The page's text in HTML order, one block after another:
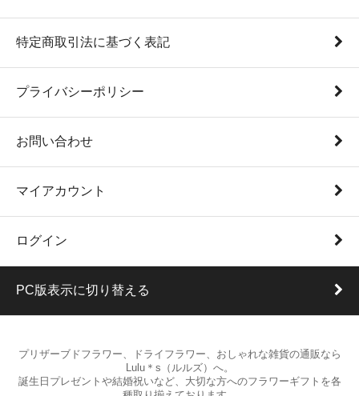
特定商取引法に基づく表記
プライバシーポリシー
お問い合わせ
マイアカウント
ログイン
PC版表示に切り替える
プリザーブドフラワー、ドライフラワー、おしゃれな雑貨の通販なら
Lulu＊s（ルルズ）へ。
誕生日プレゼントや結婚祝いなど、大切な方へのフラワーギフトを各